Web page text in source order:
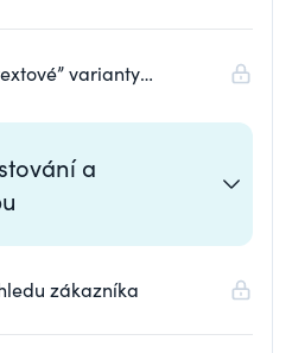
varianty
a
zákazníka